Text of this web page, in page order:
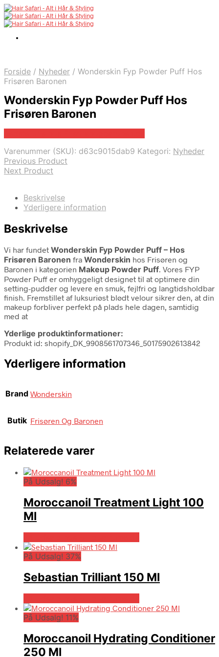
Forside / Nyheder / Wonderskin Fyp Powder Puff Hos
Frisøren Baronen
Wonderskin Fyp Powder Puff Hos
Frisøren Baronen
Varenummer (SKU): d63c9015dab9 Kategori: Nyheder
Previous Product
Next Product
Beskrivelse
Yderligere information
Beskrivelse
Vi har fundet Wonderskin Fyp Powder Puff – Hos
Frisøren Baronen fra Wonderskin hos Frisøren og
Baronen i kategorien Makeup Powder Puff. Vores FYP
Powder Puff er omhyggeligt designet til at optimere din
setting-pudder og levere en smuk, fejlfri og langtidsholdbar
finish. Fremstillet af luksuriøst blødt velour sikrer den, at din
makeup forbliver perfekt på plads hele dagen, samtidig
med at
Yderlige produktinformationer:
Produkt id: shopify_DK_9908561707346_50175902613842
Yderligere information
Brand Wonderskin
Butik Frisøren Og Baronen
Relaterede varer
På Udsalg! 6%
Moroccanoil Treatment Light 100
Ml
På Udsalg! 37%
Sebastian Trilliant 150 Ml
På Udsalg! 11%
Moroccanoil Hydrating Conditioner
250 Ml